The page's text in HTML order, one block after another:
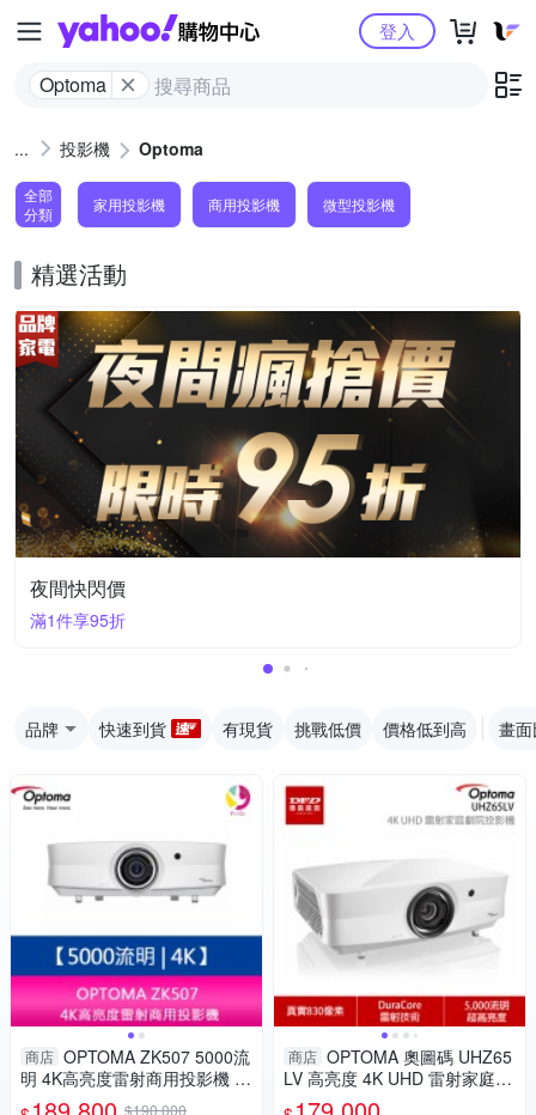
Yahoo購物中心
Optoma
登入
投影機 Optoma
全部
分類
家用投影機 商用投影機 微型投影機
精選活動
夜間快閃價
滿1件享95折
品牌 快速到貨 有現貨 挑戰低價 價格低到高 畫
商店 OPTOMA ZK507 5000流
明 4K高亮度雷射商用投影機 台
灣公司貨 保固三年$190,000
商店 OPTOMA 奧圖碼 UHZ65
LV 高亮度 4K UHD 雷射家庭劇
院投影機 公司貨